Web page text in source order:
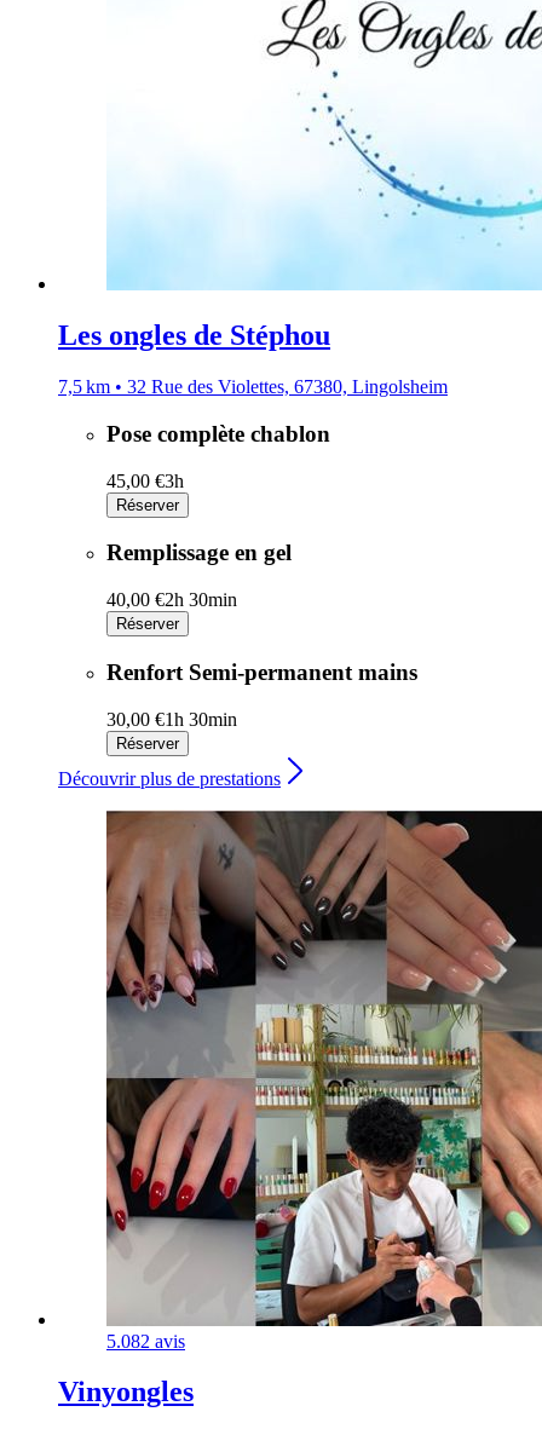
Les ongles de Stéphou
7,5 km • 32 Rue des Violettes, 67380, Lingolsheim
Pose complète chablon
45,00 €3h
Réserver
Remplissage en gel
40,00 €2h 30min
Réserver
Renfort Semi-permanent mains
30,00 €1h 30min
Réserver
Découvrir plus de prestations
5.082 avis
Vinyongles